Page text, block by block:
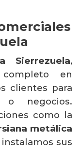
Sierrezuela,
en
clientes para
o negocios.
como la
metálica
instalamos sus